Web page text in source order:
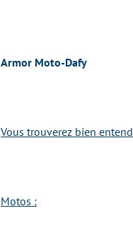
Armor Moto-Dafy
Vous trouverez bien
Motos :